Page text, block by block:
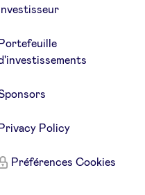
Portefeuille
Privacy Policy
Préférences Cookies